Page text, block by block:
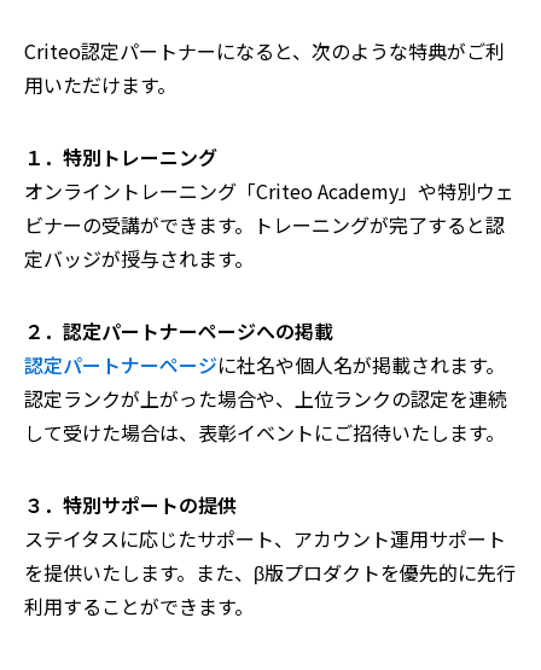
Criteo認定パートナーになると、次のような特典がご利
用いただけます。
１．特別トレーニング
オンライントレーニング「Criteo Academy」や特別ウェ
ビナーの受講ができます。トレーニングが完了すると認
定バッジが授与されます。
２．認定パートナーページへの掲載
認定パートナーページに社名や個人名が掲載されます。
認定ランクが上がった場合や、上位ランクの認定を連続
して受けた場合は、表彰イベントにご招待いたします。
３．特別サポートの提供
ステイタスに応じたサポート、アカウント運用サポート
を提供いたします。また、β版プロダクトを優先的に先行
利用することができます。